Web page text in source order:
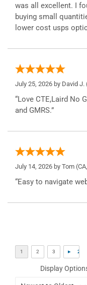
was all excellent. I
buying small
lower cost usps
July 25, 2026 by David J.
“Love CTE,Laird No
and GMRS.”
July 14, 2026 by Tom
“Easy to navigate
Display